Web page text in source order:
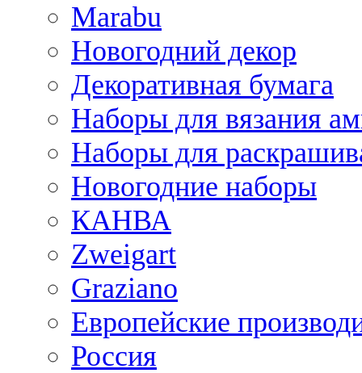
Marabu
Новогодний декор
Декоративная бумага
Наборы для вязания
Наборы для
Новогодние наборы
КАНВА
Zweigart
Graziano
Европейские
Россия